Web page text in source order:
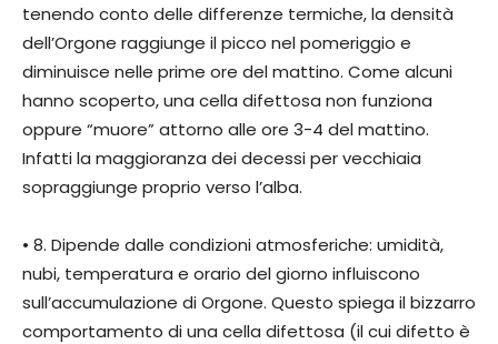
tenendo conto delle differenze termiche, la densità
dell’Orgone raggiunge il picco nel pomeriggio e
diminuisce nelle prime ore del mattino. Come alcuni
hanno scoperto, una cella difettosa non funziona
oppure “muore” attorno alle ore 3-4 del mattino.
Infatti la maggioranza dei decessi per vecchiaia
sopraggiunge proprio verso l’alba.
• 8. Dipende dalle condizioni atmosferiche: umidità,
nubi, temperatura e orario del giorno influiscono
sull’accumulazione di Orgone. Questo spiega il bizzarro
comportamento di una cella difettosa (il cui difetto è